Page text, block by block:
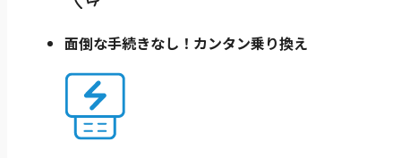
面倒な手続きなし！ カンタン乗り換え